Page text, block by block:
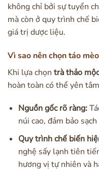
không chỉ bởi sự tuyển
mà còn ở quy trình chế
giá trị dược liệu.
Vì sao nên chọn táo
Khi lựa chọn trà thảo mộc
hoàn toàn có thể yên
Nguồn gốc rõ ràng:
núi cao, đảm bảo
Quy trình chế biến
nghệ sấy lạnh tiên
hương vị tự nhiên và